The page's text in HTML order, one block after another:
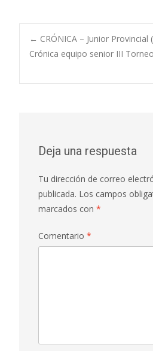
e
b
o
o
at
s
A
p
ai
l p
ar
ti
de
← CRÓNICA – Junior Provincial
Crónica equipo senior III
Deja una respuesta
Tu dirección de correo
publicada. Los campos
marcados con *
Comentario *